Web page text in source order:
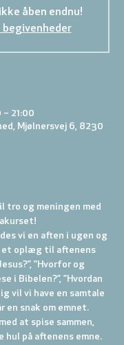
åben endnu!
begivenheder
– 21:00
Mjølnersvej 6, 8230
tro og meningen med
vi en aften i ugen og
et oplæg til aftenens
”Hvorfor og
i Bibelen?”, ”Hvordan
vil vi have en samtale
en snak om emnet.
at spise sammen,
hul på aftenens emne.